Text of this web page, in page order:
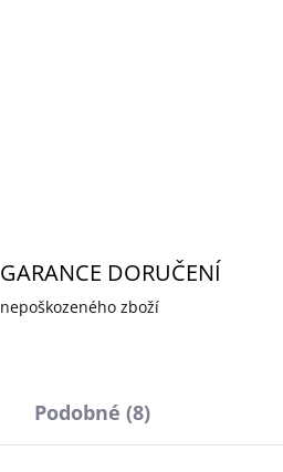
GARANCE DORUČENÍ
nepoškozeného zboží
Podobné (8)